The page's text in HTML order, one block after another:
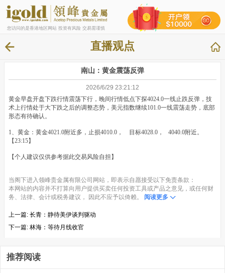
您访问的是香港地区网站 投资有风险 交易需谨慎
直播观点
南山：黄金震荡反弹
2026/6/29 23:21:12
黄金早盘开盘下跌行情震荡下行，晚间行情低点下探4024.0一线止跌反弹，技
术上行情处于大下跌之后的调整态势，美元指数继续101.0一线震荡走势，底部
形态有待确认。
1、黄金：黄金4021.0附近多，止损4010.0， 目标4028.0， 4040.0附近。
【23:15】
【个人建议仅供参考据此交易风险自担】
当阁下进入领峰贵金属有限公司网站，即表示自愿接受以下免责条款：
本网站的内容并不打算向用户提供买卖任何投资工具或产品之意见，或任何财
务、法律、会计或税务建议， 因此不应予以倚赖。
阅读更多
上一篇: 长青：静待美伊谈判驱动
下一篇: 林海：等待月线收官
推荐阅读